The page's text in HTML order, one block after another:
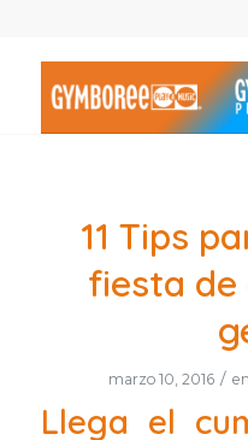
11 Tips
fiesta de
marzo 10, 2016 / en
Llega el